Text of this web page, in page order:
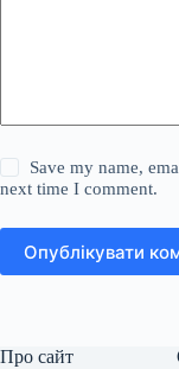
Save my name,
next time I comment.
Опублікувати
Про сайт